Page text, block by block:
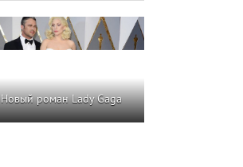
Новый роман Lady Gaga